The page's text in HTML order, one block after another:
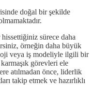
doğal bir şekilde
sürece daha
örneğin daha büyük
veya iş modeliyle ilgili bir
görevleri ele
atılmadan önce, liderlik
takip etmek ve hazırlıklı